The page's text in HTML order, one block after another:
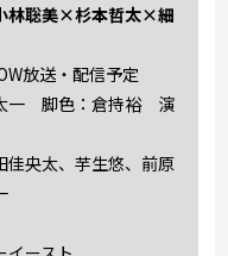
林聡美×杉本哲太×細
放送‧配信予定
一 脚色：倉持裕 演
央太、芋生悠、前原